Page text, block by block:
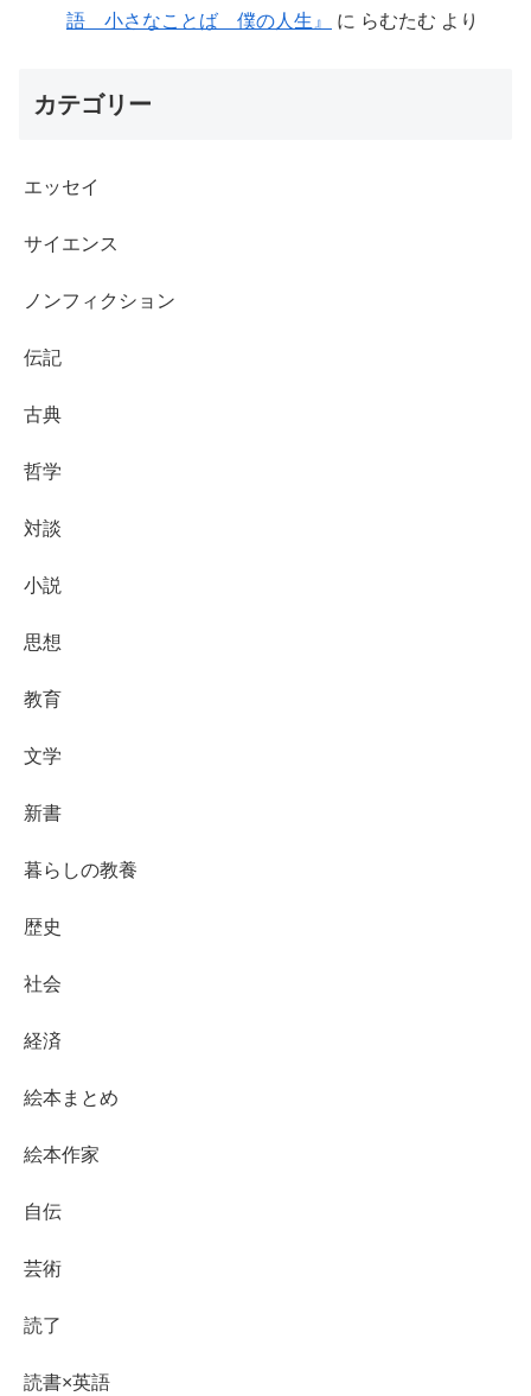
語 小さなことば 僕の人生』
に らむたむ より
カテゴリー
エッセイ
サイエンス
ノンフィクション
伝記
古典
哲学
対談
小説
思想
教育
文学
新書
暮らしの教養
歴史
社会
経済
絵本まとめ
絵本作家
自伝
芸術
読了
読書×英語